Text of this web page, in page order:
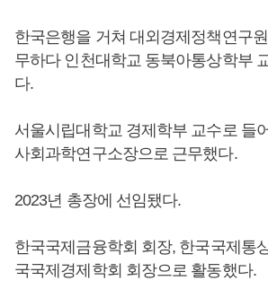
한국은행을 거쳐 대외경제정책연구
무하다 인천대학교 동북아통상학부
다.
서울시립대학교 경제학부 교수로 들
사회과학연구소장으로 근무했다.
2023년 총장에 선임됐다.
한국국제금융학회 회장, 한국국제통
국국제경제학회 회장으로 활동했다.